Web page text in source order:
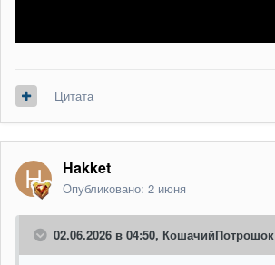
Цитата
Hakket
Опубликовано: 2 июня
02.06.2026 в 04:50, КошачийПотрошок